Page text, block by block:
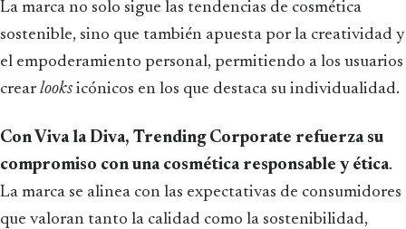
La marca no solo sigue las tendencias de cosmética
sostenible, sino que también apuesta por la creatividad y
el empoderamiento personal, permitiendo a los usuarios
crearlooks icónicos en los que destaca su individualidad.
Con Viva la Diva, Trending Corporate refuerza su
compromiso con una cosmética responsable y ética.
La marca se alinea con las expectativas de consumidores
que valoran tanto la calidad como la sostenibilidad,